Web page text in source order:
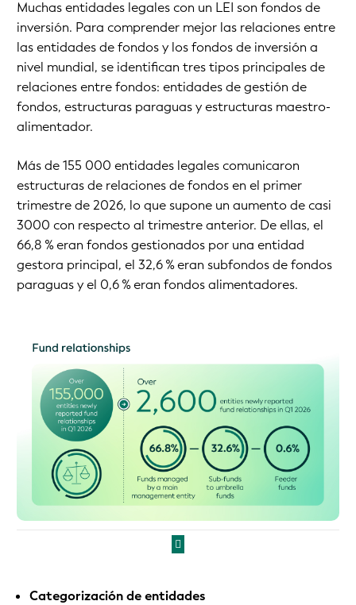
Muchas entidades legales con un LEI son fondos de
inversión. Para comprender mejor las relaciones entre
las entidades de fondos y los fondos de inversión a
nivel mundial, se identifican tres tipos principales de
relaciones entre fondos: entidades de gestión de
fondos, estructuras paraguas y estructuras maestro-
alimentador.
Más de 155 000 entidades legales comunicaron
estructuras de relaciones de fondos en el primer
trimestre de 2026, lo que supone un aumento de casi
3000 con respecto al trimestre anterior. De ellas, el
66,8 % eran fondos gestionados por una entidad
gestora principal, el 32,6 % eran subfondos de fondos
paraguas y el 0,6 % eran fondos alimentadores.
Categorización de entidades